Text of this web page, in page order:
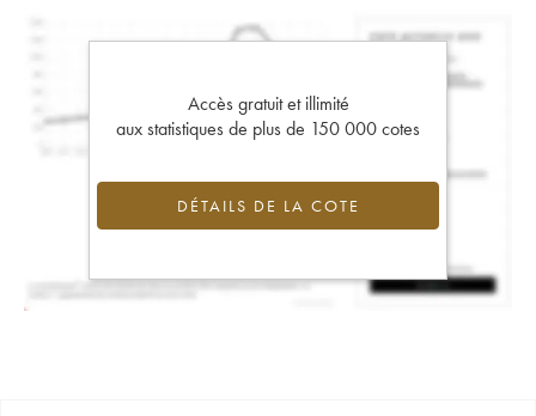
Accès gratuit et illimité
aux statistiques de plus de 150 000 cotes
DÉTAILS DE LA COTE